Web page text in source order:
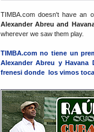
TIMBA.com doesn't have an
Alexander Abreu and
wherever we saw them play.
TIMBA.com no tiene un
Alexander Abreu y
frenesi donde los vimos